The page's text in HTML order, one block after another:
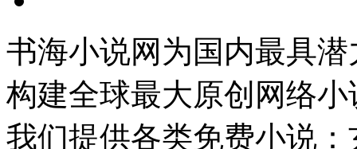
书海小说网为国内最具
构建全球最大原创网络小
我们提供各类免费小说